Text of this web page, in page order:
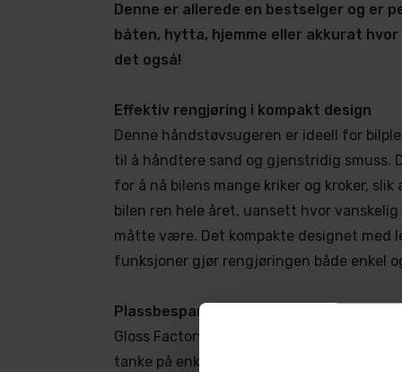
Denne er allerede en bestselger og er
båten, hytta, hjemme eller akkurat
det også!
Effektiv rengjøring i kompakt design
Denne håndstøvsugeren er ideell for
til å håndtere sand og gjenstridig smuss.
for å nå bilens mange kriker og kroker,
bilen ren hele året, uansett hvor
måtte være. Det kompakte designet med
funksjoner gjør rengjøringen både enkel
Plassbesparende og brukervennlig
Gloss Factory Ekstremt Kraftig
tanke på enkel oppbevaring og praktisk